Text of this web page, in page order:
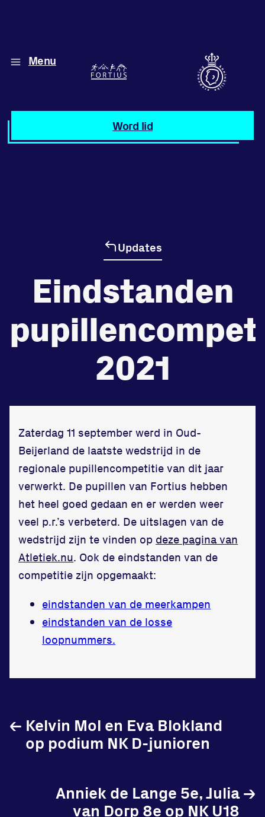
Menu
Word lid
Diverse disciplines
Atletiek
Beheersde
tegenstander
Worstelen
zet je samen
Running
Zet een personal record
in onze gym
Fitness
Atleten
Vereniging
Contact
Updates
Eindstanden
2021
Zaterdag 11 september werd in Oud-
Beijerland de laatste wedstrijd in de
regionale pupillencompetitie van dit jaar
verwerkt. De pupillen van Fortius hebben
het heel goed gedaan en er werden weer
veel p.r.’s verbeterd. De uitslagen van de
wedstrijd zijn te vinden op deze pagina van
Atletiek.nu. Ook de eindstanden van de
competitie zijn opgemaakt:
eindstanden van de meerkampen
eindstanden van de losse
loopnummers.
Kelvin Mol en Eva Blokland
op podium NK D-junioren
←
Anniek de Lange 5e, Julia
van Dorp 8e op NK U18
→